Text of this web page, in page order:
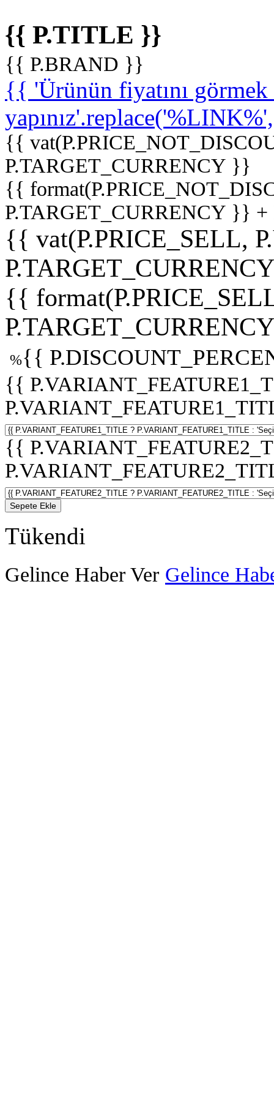
{{ P.TITLE }}
{{ P.BRAND }}
{{ 'Ürünün fiyatını
{{
P.TARGET_CURRENCY }}
{{
P.TARGET_CURRENCY }}
{{ vat(P.PRICE_SELL,
{{
%{{
{{
{{
Sepete Ekle
Tükendi
Gelince Haber Ver Gelince